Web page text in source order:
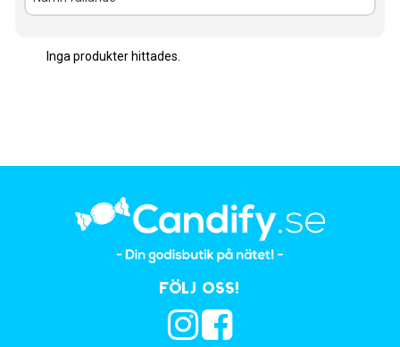
Inga produkter hittades.
Följ oss!